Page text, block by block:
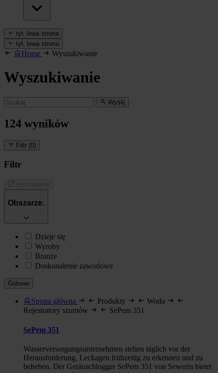
tył, lewa strona
tył, lewa strona
Home Wyszukiwanie
Wyszukiwanie
Wyślij
124 wyników
Filtr (0)
Filtr
Obszarze.
Dzieje się
Wyroby
Branże
Doskonalenie zawodowe
Gotowe
Strona główna Produkty
Woda
Rejestratory szumów
SePem 351
SePem 351
Wasserversorgungsunternehmen stehen täglich vor der
Herausforderung, Leckagen frühzeitig zu erkennen und zu
beheben. Der Geräuschlogger SePem 351 von Sewerin bietet